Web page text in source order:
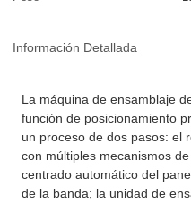
Información Detallada
La máquina de ensamblaje
función de posicionamiento
un proceso de dos pasos: el
con múltiples mecanismos
centrado automático del
de la banda; la unidad de